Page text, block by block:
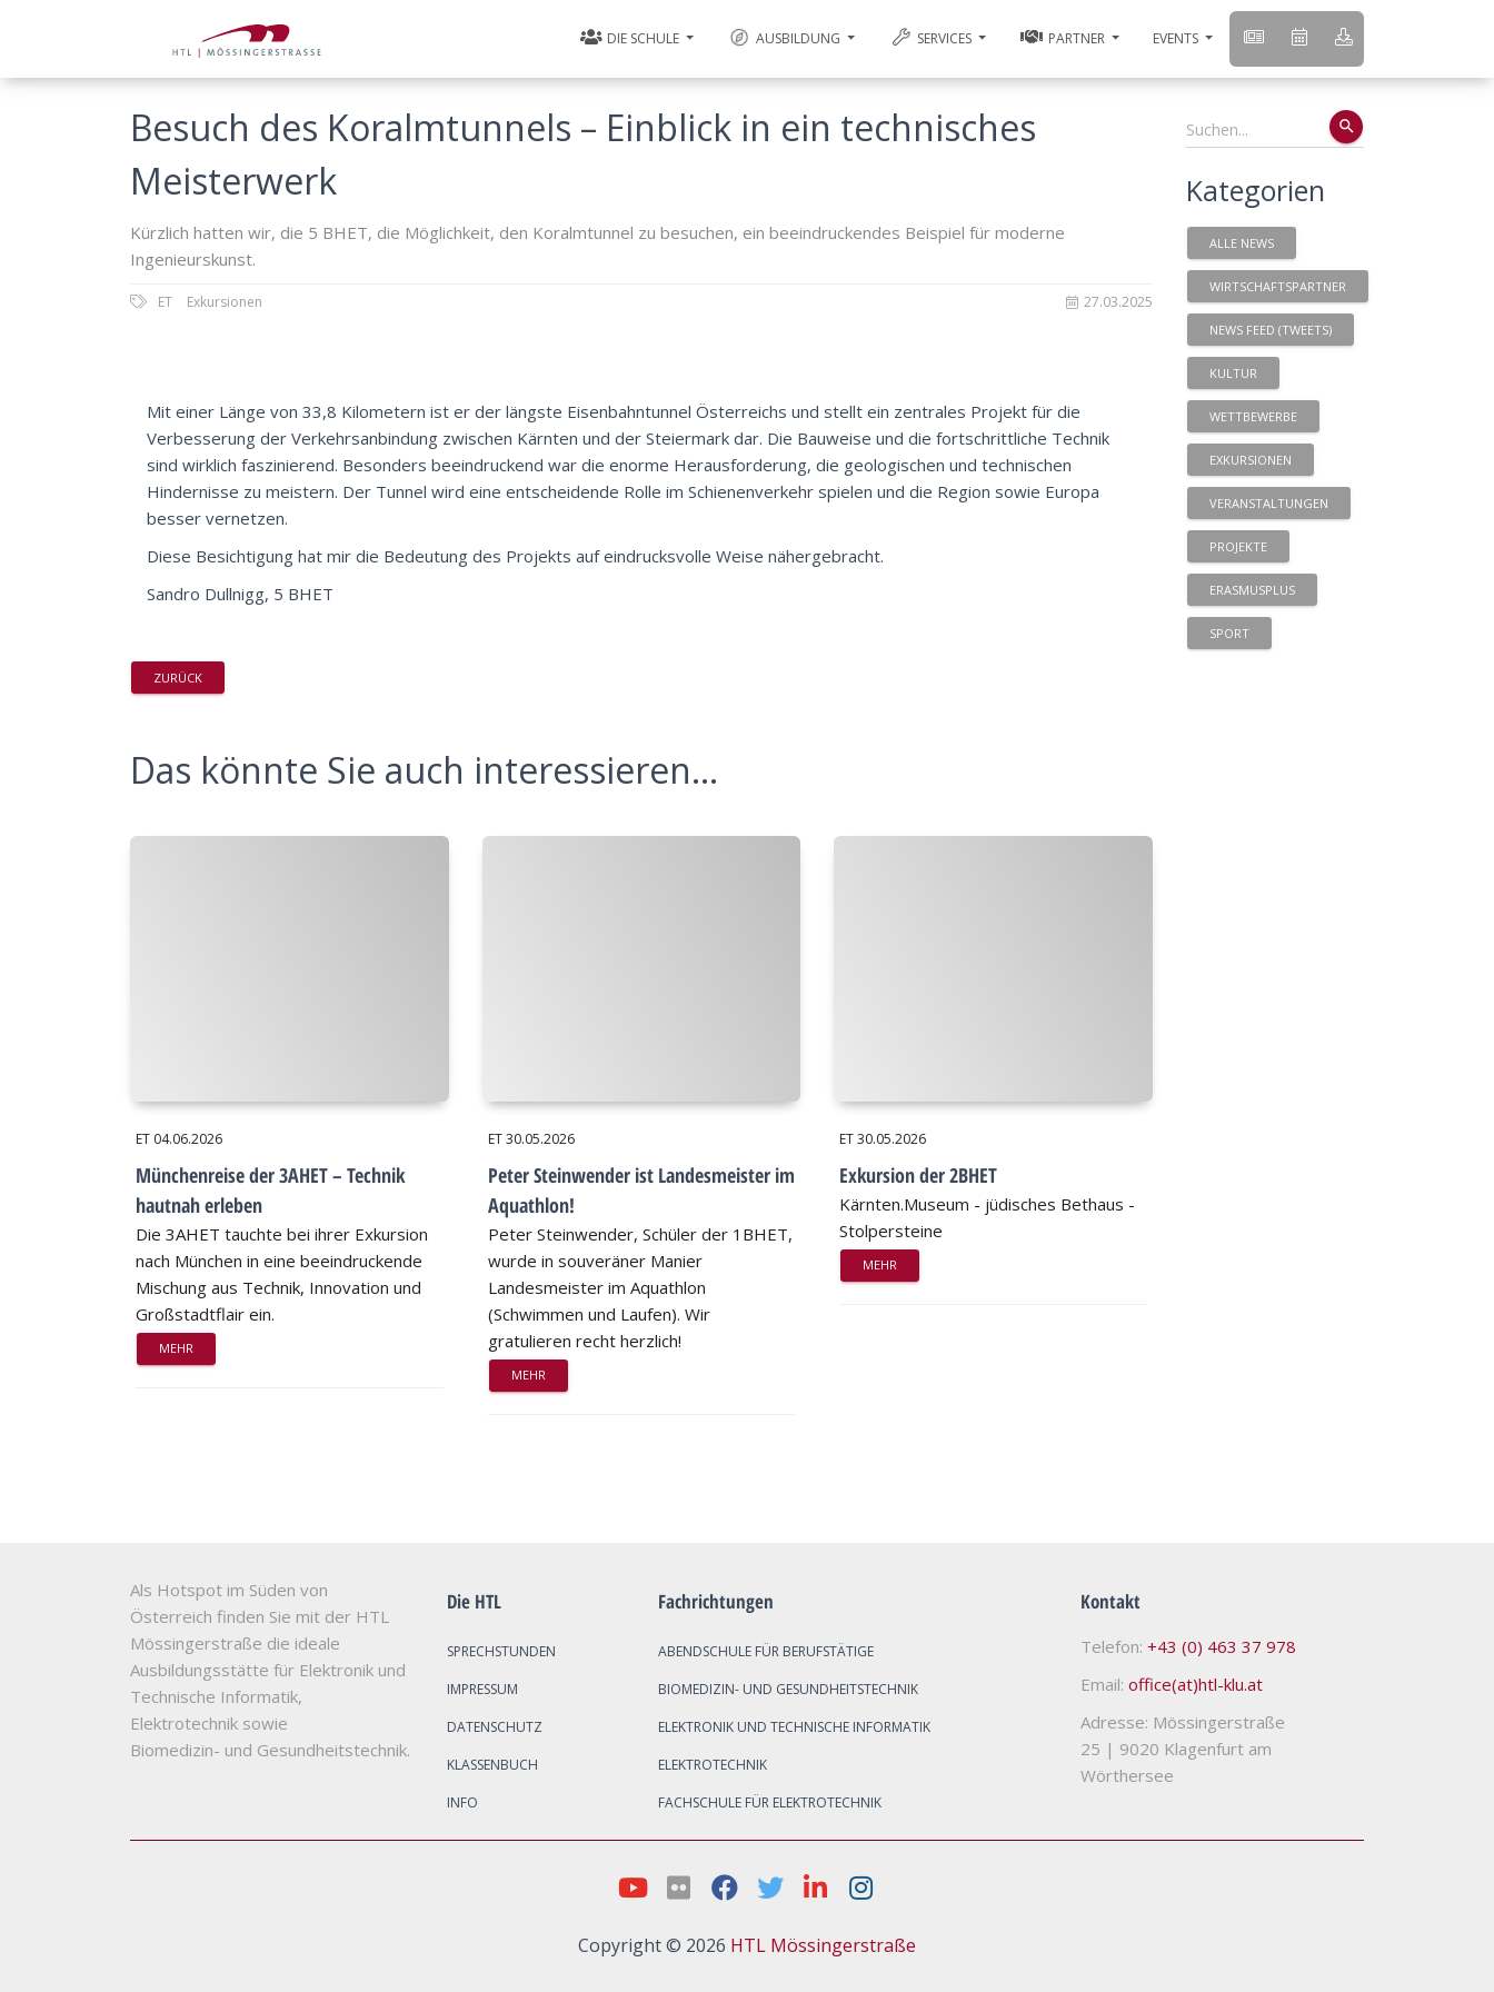
DIE SCHULE AUSBILDUNG SERVICES PARTNER EVENTS
Besuch des Koralmtunnels – Einblick in ein technisches
Meisterwerk
Kürzlich hatten wir, die 5 BHET, die Möglichkeit, den Koralmtunnel zu besuchen, ein beeindruckendes Beispiel für moderne
Ingenieurskunst.
27.03.2025
ET Exkursionen
Mit einer Länge von 33,8 Kilometern ist er der längste Eisenbahntunnel Österreichs und stellt ein zentrales Projekt für die
Verbesserung der Verkehrsanbindung zwischen Kärnten und der Steiermark dar. Die Bauweise und die fortschrittliche Technik
sind wirklich faszinierend. Besonders beeindruckend war die enorme Herausforderung, die geologischen und technischen
Hindernisse zu meistern. Der Tunnel wird eine entscheidende Rolle im Schienenverkehr spielen und die Region sowie Europa
besser vernetzen.
Diese Besichtigung hat mir die Bedeutung des Projekts auf eindrucksvolle Weise nähergebracht.
Sandro Dullnigg, 5 BHET
ZURÜCK
Das könnte Sie auch interessieren...
ET 04.06.2026
Münchenreise der 3AHET – Technik
hautnah erleben
Die 3AHET tauchte bei ihrer Exkursion
nach München in eine beeindruckende
Mischung aus Technik, Innovation und
Großstadtflair ein.
MEHR
ET30.05.2026
Peter Steinwender ist Landesmeister im
Aquathlon!
Peter Steinwender, Schüler der 1BHET,
wurde in souveräner Manier
Landesmeister im Aquathlon
(Schwimmen und Laufen). Wir
gratulieren recht herzlich!
MEHR
ET30.05.2026
Exkursion der 2BHET
Kärnten.Museum - jüdisches Bethaus -
Stolpersteine
MEHR
search
Kategorien
ALLE NEWS
WIRTSCHAFTSPARTNER
NEWS FEED (TWEETS)
KULTUR
WETTBEWERBE
EXKURSIONEN
VERANSTALTUNGEN
PROJEKTE
ERASMUSPLUS
SPORT
Als Hotspot im Süden von
Österreich finden Sie mit der HTL
Mössingerstraße die ideale
Ausbildungsstätte für Elektronik und
Technische Informatik,
Elektrotechnik sowie
Biomedizin- und Gesundheitstechnik.
Die HTL
SPRECHSTUNDEN
IMPRESSUM
DATENSCHUTZ
KLASSENBUCH
INFO
Fachrichtungen
ABENDSCHULE FÜR BERUFSTÄTIGE
BIOMEDIZIN- UND GESUNDHEITSTECHNIK
ELEKTRONIK UND TECHNISCHE INFORMATIK
ELEKTROTECHNIK
FACHSCHULE FÜR ELEKTROTECHNIK
Kontakt
Telefon: +43 (0) 463 37 978
Email: office(at)htl-klu.at
Adresse: Mössingerstraße
25 | 9020 Klagenfurt am
Wörthersee
Copyright © 2026 HTL Mössingerstraße